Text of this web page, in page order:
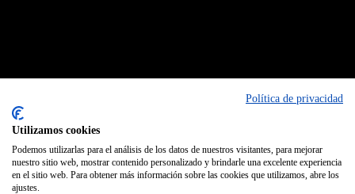
Política de privacidad
Utilizamos cookies
Podemos utilizarlas para el análisis de los datos de nuestros visitantes, para mejorar
nuestro sitio web, mostrar contenido personalizado y brindarle una excelente experiencia
en el sitio web. Para obtener más información sobre las cookies que utilizamos, abre los
ajustes.